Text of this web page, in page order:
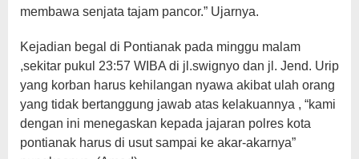
membawa senjata tajam pancor.” Ujarnya.
Kejadian begal di Pontianak pada minggu malam
,sekitar pukul 23:57 WIBA di jl.swignyo dan jl. Jend. Urip
yang korban harus kehilangan nyawa akibat ulah orang
yang tidak bertanggung jawab atas kelakuannya , “kami
dengan ini menegaskan kepada jajaran polres kota
pontianak harus di usut sampai ke akar-akarnya”